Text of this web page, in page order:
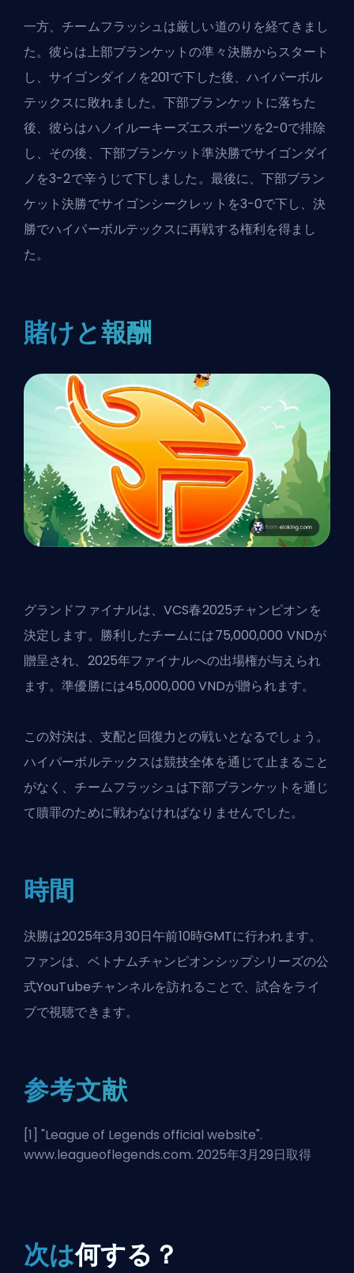
一方、チームフラッシュは厳しい道のりを経てきまし
た。彼らは上部ブランケットの準々決勝からスタート
し、サイゴンダイノを201で下した後、ハイパーボル
テックスに敗れました。下部ブランケットに落ちた
後、彼らはハノイルーキーズエスポーツを2-0で排除
し、その後、下部ブランケット準決勝でサイゴンダイ
ノを3-2で辛うじて下しました。最後に、下部ブラン
ケット決勝でサイゴンシークレットを3-0で下し、決
勝でハイパーボルテックスに再戦する権利を得まし
た。
賭けと報酬
グランドファイナルは、VCS春2025チャンピオンを
決定します。勝利したチームには75,000,000 VNDが
贈呈され、2025年ファイナルへの出場権が与えられ
ます。準優勝には45,000,000 VNDが贈られます。
この対決は、支配と回復力との戦いとなるでしょう。
ハイパーボルテックスは競技全体を通じて止まること
がなく、チームフラッシュは下部ブランケットを通じ
て贖罪のために戦わなければなりませんでした。
時間
決勝は2025年3月30日午前10時GMTに行われます。
ファンは、ベトナムチャンピオンシップシリーズの公
式YouTubeチャンネルを訪れることで、試合をライ
ブで視聴できます。
参考文献
[1] "League of Legends official website".
www.leagueoflegends.com. 2025年3月29日取得
次は何する？